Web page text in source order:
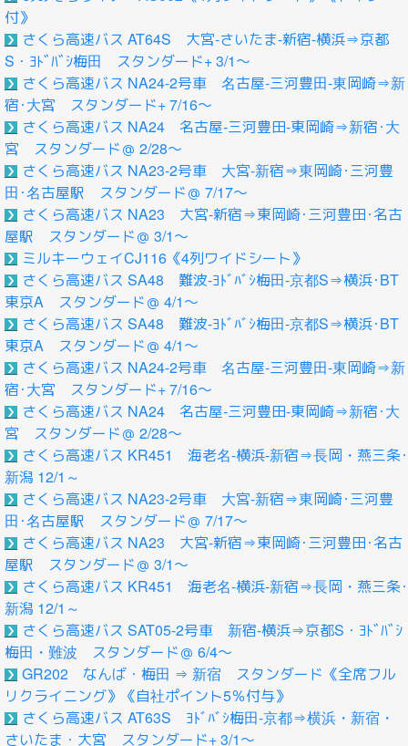
付》
さくら高速バス AT64S 大宮‐さいたま-新宿-横浜⇒京都
S・ﾖﾄﾞﾊﾞｼ梅田 スタンダード+ 3/1～
さくら高速バス NA24-2号車 名古屋-三河豊田-東岡崎⇒新
宿･大宮 スタンダード+ 7/16～
さくら高速バス NA24 名古屋-三河豊田-東岡崎⇒新宿･大
宮 スタンダード＠ 2/28～
さくら高速バス NA23-2号車 大宮-新宿⇒東岡崎･三河豊
田･名古屋駅 スタンダード＠ 7/17～
さくら高速バス NA23 大宮-新宿⇒東岡崎･三河豊田･名古
屋駅 スタンダード＠ 3/1～
ミルキーウェイCJ116《4列ワイドシート》
さくら高速バス SA48 難波-ﾖﾄﾞﾊﾞｼ梅田-京都S⇒横浜･BT
東京A スタンダード＠ 4/1～
さくら高速バス SA48 難波-ﾖﾄﾞﾊﾞｼ梅田-京都S⇒横浜･BT
東京A スタンダード＠ 4/1～
さくら高速バス NA24-2号車 名古屋-三河豊田-東岡崎⇒新
宿･大宮 スタンダード+ 7/16～
さくら高速バス NA24 名古屋-三河豊田-東岡崎⇒新宿･大
宮 スタンダード＠ 2/28～
さくら高速バス KR451 海老名-横浜-新宿⇒長岡・燕三条･
新潟 12/1～
さくら高速バス NA23-2号車 大宮-新宿⇒東岡崎･三河豊
田･名古屋駅 スタンダード＠ 7/17～
さくら高速バス NA23 大宮-新宿⇒東岡崎･三河豊田･名古
屋駅 スタンダード＠ 3/1～
さくら高速バス KR451 海老名-横浜-新宿⇒長岡・燕三条･
新潟 12/1～
さくら高速バス SAT05-2号車 新宿-横浜⇒京都S・ﾖﾄﾞﾊﾞｼ
梅田・難波 スタンダード＠ 6/4～
GR202 なんば・梅田 ⇒ 新宿 スタンダード《全席フル
リクライニング》《自社ポイント5％付与》
さくら高速バス AT63S ﾖﾄﾞﾊﾞｼ梅田-京都⇒横浜・新宿・
さいたま・大宮 スタンダード+ 3/1～